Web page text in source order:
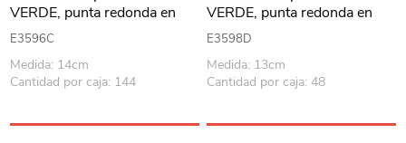
VERDE, punta redonda en
caja BEIFA
E3596C
Medida: 14cm
Cantidad por caja: 144
VERDE, punta redonda en
caja BEIFA
E3598D
Medida: 13cm
Cantidad por caja: 48